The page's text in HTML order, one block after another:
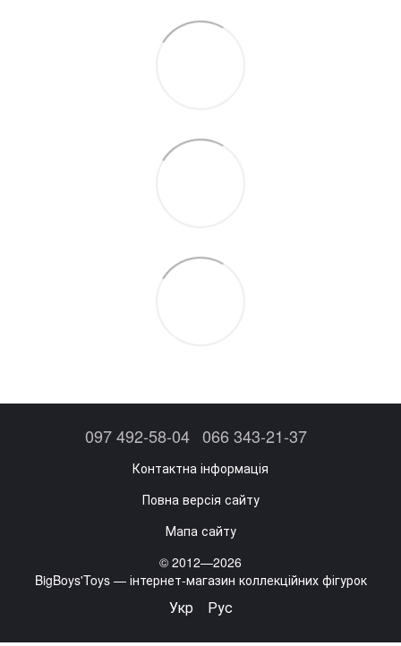
097 492-58-04 066 343-21-37
Контактна інформація
Повна версія сайту
Мапа сайту
© 2012—2026
BigBoys'Toys — інтернет-магазин коллекційних фігурок
Укр Рус